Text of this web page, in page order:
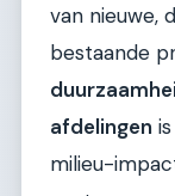
van nieuwe,
bestaande
afdelingen
milieu-